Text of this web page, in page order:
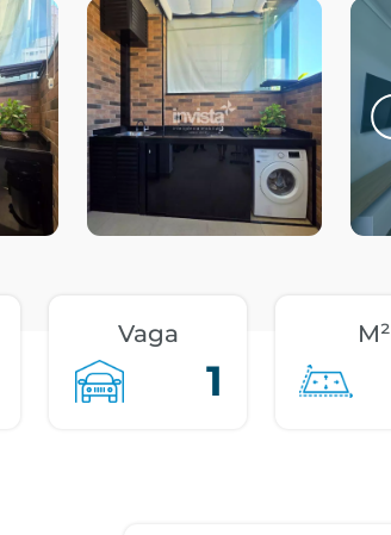
Vaga
1
M²